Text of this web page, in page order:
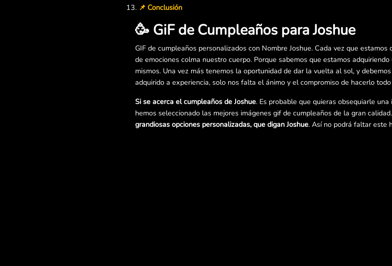
📌 Conclusión
🥳 GiF de Cumpleaños para Joshue
GIF de cumpleaños personalizados con Nombre Joshue. Cada vez que
de emociones colma nuestro cuerpo. Porque sabemos que estamos
mismos. Una vez más tenemos la oportunidad de dar la vuelta al sol, y
adquirido a experiencia, solo nos falta el ánimo y el compromiso de hacerlo
Si se acerca el cumpleaños de Joshue. Es probable que quieras obsequiarle
hemos seleccionado las mejores imágenes gif de cumpleaños de la gran calidad.
grandiosas opciones personalizadas, que digan Joshue. Así no podrá faltar este